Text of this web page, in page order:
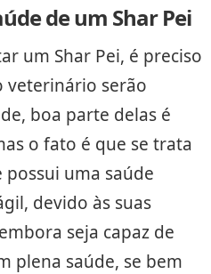
de um Shar Pei
um Shar Pei, é preciso
veterinário serão
boa parte delas é
o fato é que se trata
uma saúde
devido às suas
seja capaz de
plena saúde, se bem